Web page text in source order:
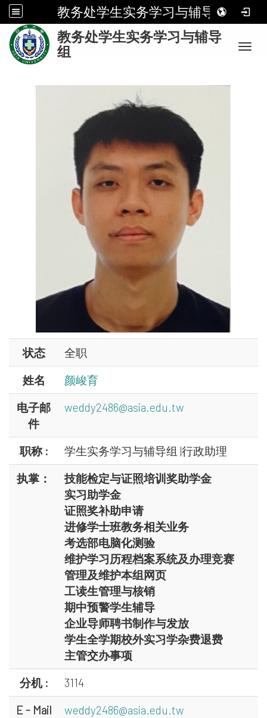
教务处学生实务学习与辅导组
教务处学生实务学习与辅导
组
状态
全职
姓名
颜峻育
电子邮
件
weddy2486@asia.edu.tw
职称 :
学生实务学习与辅导组 |行政助理
执掌：
技能检定与证照培训奖助学金
实习助学金
证照奖补助申请
进修学士班教务相关业务
考选部电脑化测验
维护学习历程档案系统及办理竞赛
管理及维护本组网页
工读生管理与核销
期中预警学生辅导
企业导师聘书制作与发放
学生全学期校外实习学杂费退费
主管交办事项
分机 :
3114
E - Mail
weddy2486@asia.edu.tw